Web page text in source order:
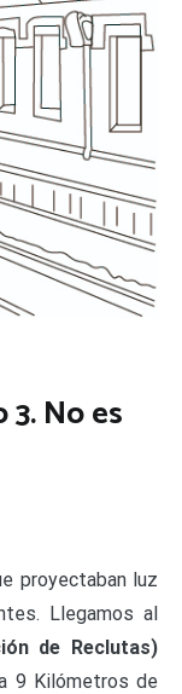
No es
proyectaban luz
Llegamos al
de Reclutas)
9 Kilómetros de